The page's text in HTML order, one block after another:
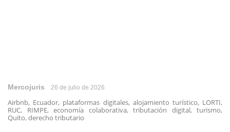
Mercojuris 26 de julio de 2026
Airbnb, Ecuador, plataformas digitales, alojamiento turístico, LORTI,
RUC, RIMPE, economía colaborativa, tributación digital, turismo,
Quito, derecho tributario